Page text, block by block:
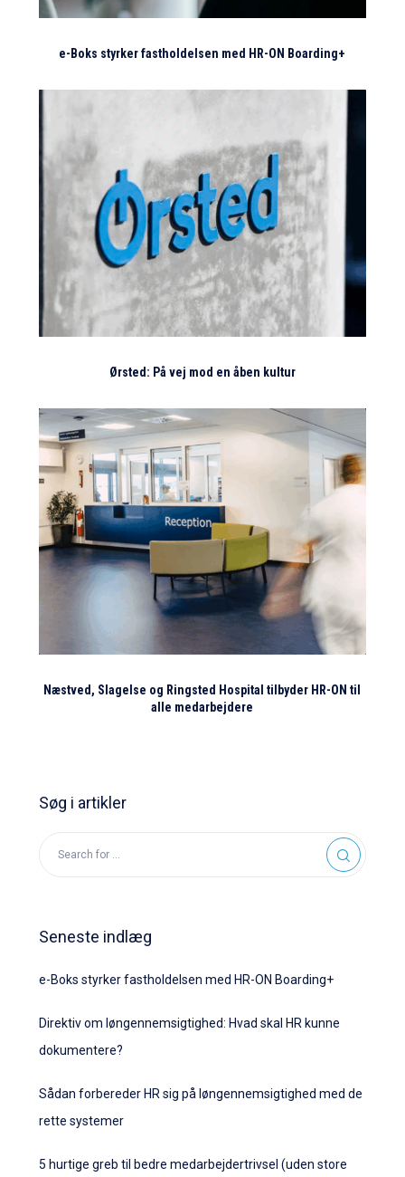
e-Boks styrker fastholdelsen med HR-ON Boarding+
Ørsted: På vej mod en åben kultur
Næstved, Slagelse og Ringsted Hospital tilbyder HR-ON til
alle medarbejdere
Søg i artikler
Seneste indlæg
e-Boks styrker fastholdelsen med HR-ON Boarding+
Direktiv om løngennemsigtighed: Hvad skal HR kunne
dokumentere?
Sådan forbereder HR sig på løngennemsigtighed med de
rette systemer
5 hurtige greb til bedre medarbejdertrivsel (uden store